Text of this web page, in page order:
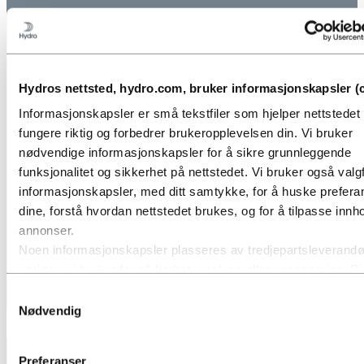
Hydros nettsted, hydro.com, bruker informasjonskapsler
Informasjonskapsler er små tekstfiler som hjelper nettstedet
fungere riktig og forbedrer brukeropplevelsen din. Vi bruker
nødvendige informasjonskapsler for å sikre grunnleggende
funksjonalitet og sikkerhet på nettstedet. Vi bruker også
informasjonskapsler, med ditt samtykke, for å huske
dine, forstå hvordan nettstedet brukes, og for å tilpasse
annonser.
Noen informasjonskapsler plasseres av
nettsted med annen informasjon du har gitt dem, eller som
Nødvendig
Preferanser